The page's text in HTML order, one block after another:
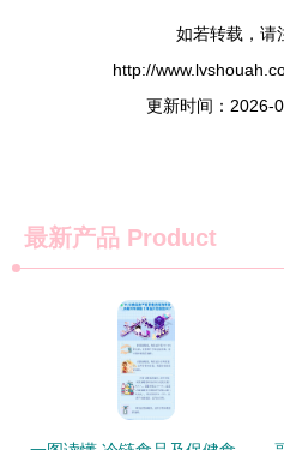
如若转载，请
http://
更新时间：2026-
最新产品 Product